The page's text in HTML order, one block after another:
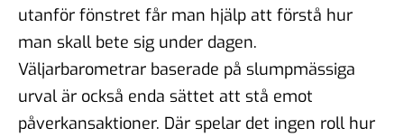
utanför fönstret får man hjälp att förstå hur
man skall bete sig under dagen.
Väljarbarometrar baserade på slumpmässiga
urval är också enda sättet att stå emot
påverkansaktioner. Där spelar det ingen roll hur